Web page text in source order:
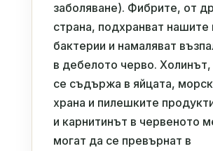
заболяване). Фибрите, от
страна, подхранват нашите
бактерии и намаляват
в дебелото черво. Холинът,
се съдържа в яйцата,
храна и пилешките
и карнитинът в червеното
могат да се превърнат в